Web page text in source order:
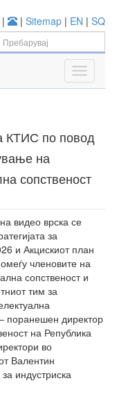
| | Sitemap | EN | SQ
КТИС по повод
на
сопственост
видео врска се
за
и Акцискиот план
членовите на
сопственост и
тим за
поранешен директор
на Република
во
Валентин
индустриска